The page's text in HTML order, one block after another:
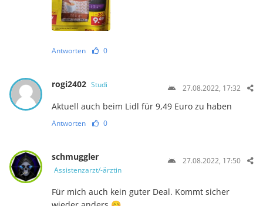
Antworten 0
rogi2402 Studi 27.08.2022, 17:32
Aktuell auch beim Lidl für 9,49 Euro zu haben
Antworten 0
schmuggler
Assistenzarzt/-ärztin
27.08.2022, 17:50
Für mich auch kein guter Deal. Kommt sicher